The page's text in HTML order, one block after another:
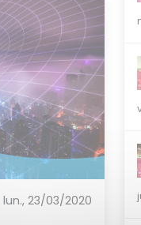
lun., 23/03/2020